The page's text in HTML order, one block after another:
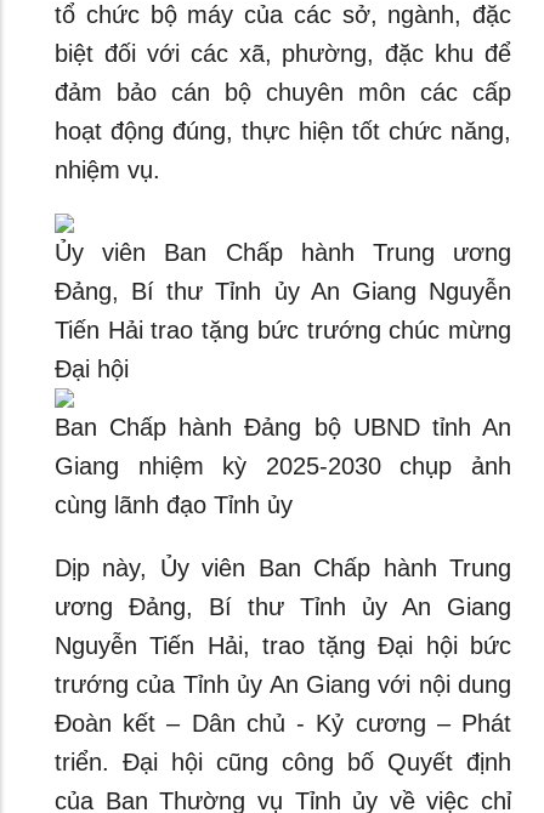
tổ chức bộ máy của các sở, ngành, đặc
biệt đối với các xã, phường, đặc khu để
đảm bảo cán bộ chuyên môn các cấp
hoạt động đúng, thực hiện tốt chức năng,
nhiệm vụ.
Ủy viên Ban Chấp hành Trung ương
Đảng, Bí thư Tỉnh ủy An Giang Nguyễn
Tiến Hải trao tặng bức trướng chúc mừng
Đại hội
Ban Chấp hành Đảng bộ UBND tỉnh An
Giang nhiệm kỳ 2025-2030 chụp ảnh
cùng lãnh đạo Tỉnh ủy
Dịp này, Ủy viên Ban Chấp hành Trung
ương Đảng, Bí thư Tỉnh ủy An Giang
Nguyễn Tiến Hải, trao tặng Đại hội bức
trướng của Tỉnh ủy An Giang với nội dung
Đoàn kết – Dân chủ - Kỷ cương – Phát
triển. Đại hội cũng công bố Quyết định
của Ban Thường vụ Tỉnh ủy về việc chỉ